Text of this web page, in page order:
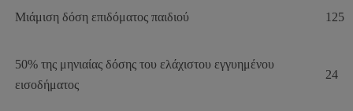
Μιάμιση δόση επιδόματος παιδιού 125
50% της μηνιαίας δόσης του ελάχιστου εγγυημένου
εισοδήματος
24